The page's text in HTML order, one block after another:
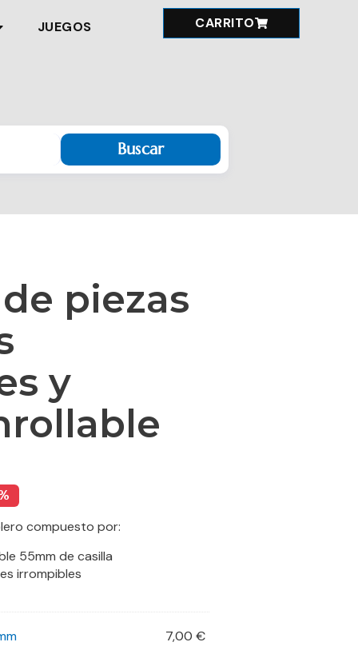
JUEGOS CARRITO
Buscar
piezas
y
compuesto por:
55mm de casilla
irrompibles
7,00€